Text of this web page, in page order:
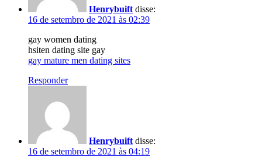
Henrybuift disse:
16 de setembro de 2021 às 02:39
gay women dating
hsiten dating site gay
gay mature men dating sites
Responder
Henrybuift disse:
16 de setembro de 2021 às 04:19